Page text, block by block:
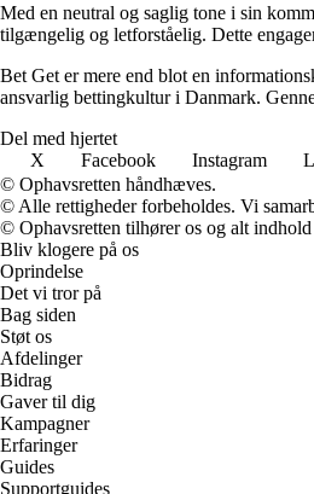
Med en neutral og saglig tone i sin
tilgængelig og letforståelig. Dette
Bet Get er mere end blot en
ansvarlig bettingkultur i Danmark.
Del med hjertet
X
Facebook Instagram
© Ophavsretten håndhæves.
© Alle rettigheder forbeholdes. Vi
© Ophavsretten tilhører os og alt
Bliv klogere på os
Oprindelse
Det vi tror på
Bag siden
Støt os
Afdelinger
Bidrag
Gaver til dig
Kampagner
Erfaringer
Guides
Supportguides